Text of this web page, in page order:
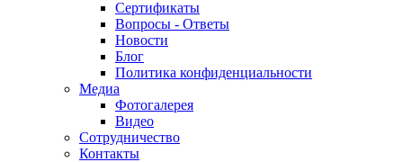
Cертификаты
Вопросы - Ответы
Новости
Блог
Политика конфиденциальности
Медиа
Фотогалерея
Видео
Сотрудничество
Контакты